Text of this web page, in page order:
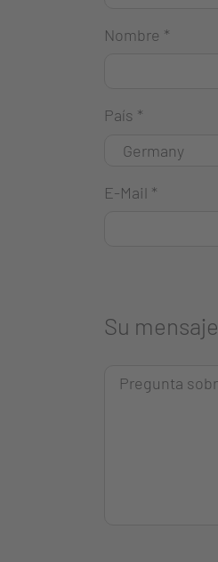
Nombre *
País *
E-Mail *
Su mensaje